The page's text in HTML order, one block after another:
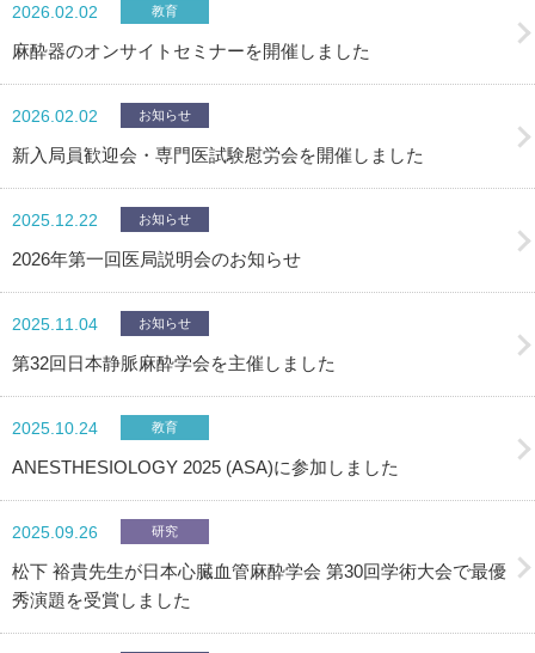
教育
2026.02.02
麻酔器のオンサイトセミナーを開催しました
お知らせ
2026.02.02
新入局員歓迎会・専門医試験慰労会を開催しました
お知らせ
2025.12.22
2026年第一回医局説明会のお知らせ
お知らせ
2025.11.04
第32回日本静脈麻酔学会を主催しました
教育
2025.10.24
ANESTHESIOLOGY 2025 (ASA)に参加しました
研究
2025.09.26
松下 裕貴先生が日本心臓血管麻酔学会 第30回学術大会で最優
秀演題を受賞しました